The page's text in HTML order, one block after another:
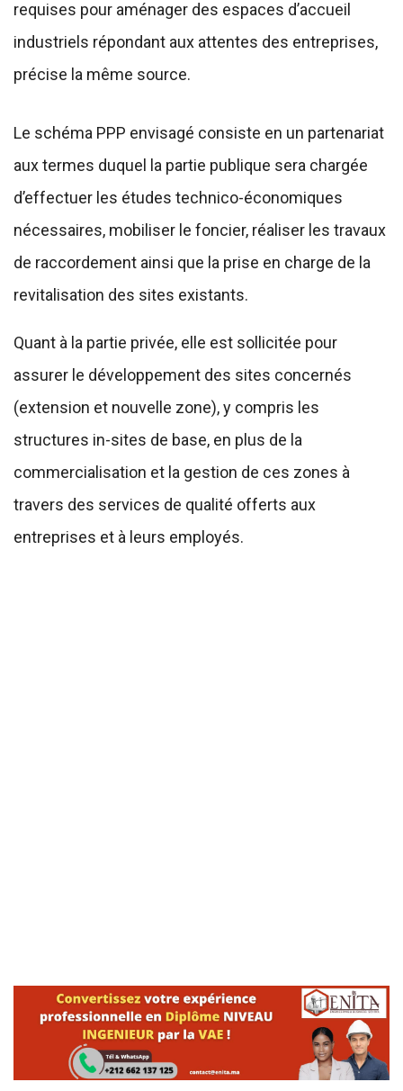
requises pour aménager des espaces d’accueil
industriels répondant aux attentes des entreprises,
précise la même source.
Le schéma PPP envisagé consiste en un partenariat
aux termes duquel la partie publique sera chargée
d’effectuer les études technico-économiques
nécessaires, mobiliser le foncier, réaliser les travaux
de raccordement ainsi que la prise en charge de la
revitalisation des sites existants.
Quant à la partie privée, elle est sollicitée pour
assurer le développement des sites concernés
(extension et nouvelle zone), y compris les
structures in-sites de base, en plus de la
commercialisation et la gestion de ces zones à
travers des services de qualité offerts aux
entreprises et à leurs employés.